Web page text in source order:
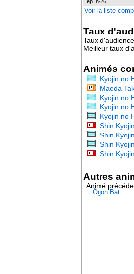
ép. nº26
Voir la liste
Taux
Taux
Meilleur taux
Animés
Kyojin no
Maeda
Kyojin no
Kyojin no
Kyojin no
Shin
Shin
Shin
Shin
Autres
Animé
Ôgon Bat